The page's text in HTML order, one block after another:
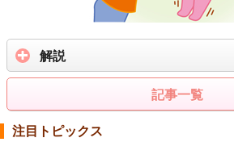
解説
記事一覧
注目トピックス